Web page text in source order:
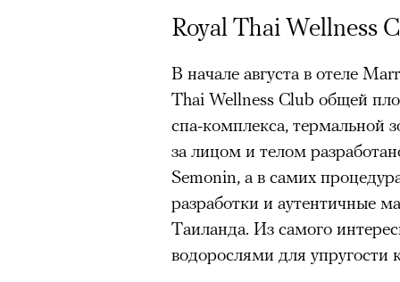
Royal Thai Wellness
В начале августа в отеле
Thai Wellness Club общей
спа-комплекса, термальной
за лицом и телом
Semonin, а в самих
разработки и аутентичные
Таиланда. Из самого
водорослями для упругости
мира. Катманду, 2019 год
© NAVESH CHITRAKAR / REUTERS
Статистика последних лет
опасность высотного
горах Австриипогибли309
максимумом для региона. В
несчастных случаев в горах
Shimbun классифицирует их